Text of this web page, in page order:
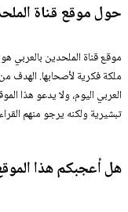
حول موقع قناة
موقع قناة الملحدين
ملكة فكرية لأصحابها. الهدف
العربي اليوم، ولا يدعو هذا
تبشيرية ولكنه يرجو منهم
هل أعجبكم هذا